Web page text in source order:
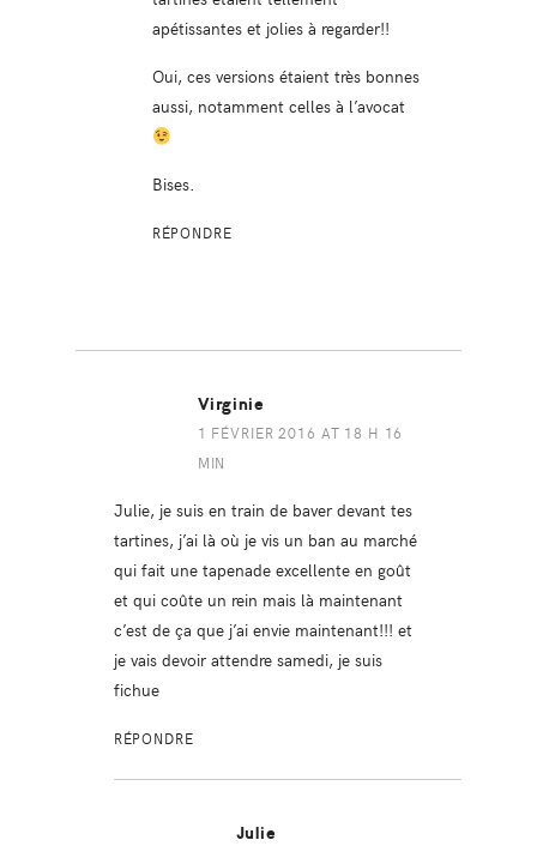
apétissantes et jolies à regarder!!
Oui, ces versions étaient très bonnes
aussi, notamment celles à l’avocat
Bises.
RÉPONDRE
Virginie
1 FÉVRIER 2016 AT 18 H 16
MIN
Julie, je suis en train de baver devant tes
tartines, j’ai là où je vis un ban au marché
qui fait une tapenade excellente en goût
et qui coûte un rein mais là maintenant
c’est de ça que j’ai envie maintenant!!! et
je vais devoir attendre samedi, je suis
fichue
RÉPONDRE
Julie